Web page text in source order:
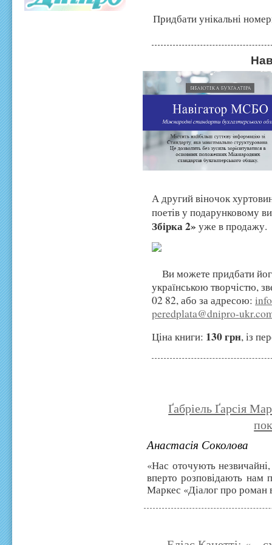
Придбати унікальні
А другий віночок
поетів у подарунковому
Збірка 2» уже в продажу.
Виможете придбати
українською творчістю,
02 82, або за адресою:
peredplata@dnipro-
Ціна книги: 130 грн, із
Ґабріель Ґарсія
Анастасія Соколова
«Нас оточують
вперто розповідають нам
Маркес «Діалог про